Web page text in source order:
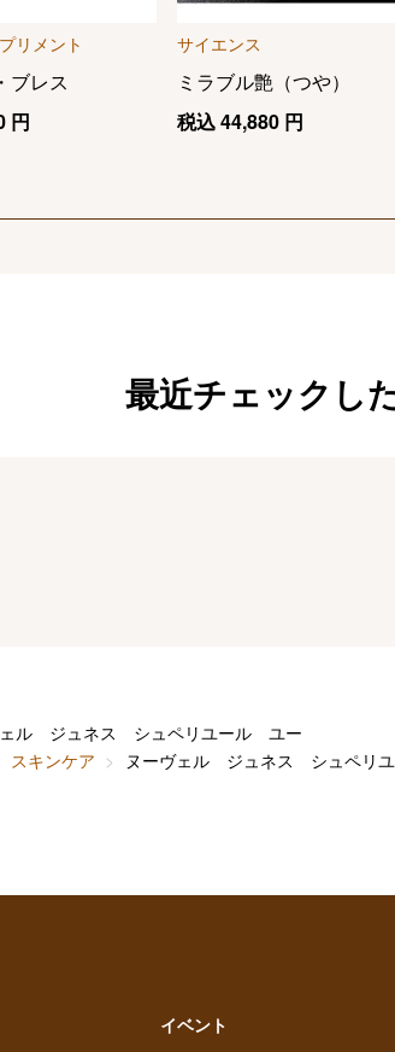
リメント
ブレス
円
サイエンス
ミラブル艶（つや）
税込44,880円
最近チェックし
ェル ジュネス シュペリユール ユー
スキンケア ヌーヴェル ジュネス シュペリ
イベント